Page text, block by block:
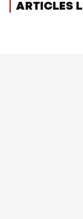
ARTICLES